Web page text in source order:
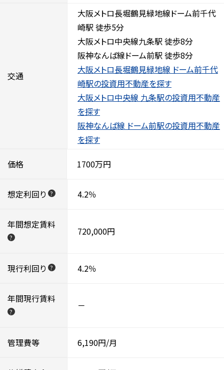
交通
大阪メトロ長堀鶴見緑地線ドーム前千代
崎駅 徒歩5分
大阪メトロ中央線九条駅 徒歩8分
阪神なんば線ドーム前駅 徒歩8分
大阪メトロ長堀鶴見緑地線 ドーム前千代
崎駅の投資用不動産を探す
大阪メトロ中央線 九条駅の投資用不動産
を探す
阪神なんば線 ドーム前駅の投資用不動産
を探す
価格 1700万円
想定利回り ? 4.2％
年間想定賃料
? 720,000円
現行利回り ? 4.2％
年間現行賃料
? －
管理費等 6,190円/月